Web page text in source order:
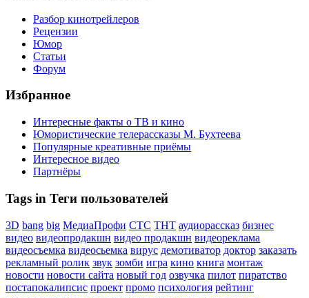
Разбор кинотрейлеров
Рецензии
Юмор
Статьи
Форум
Избранное
Интересные факты о ТВ и кино
Юмористические телерассказы М. Бухтеева
Популярные креативные приёмы
Интересное видео
Партнёры
Tags in Теги пользователей
3D bang big МедиаПрофи СТС ТНТ аудиорассказ бизнес
видео видеопродакшн видео продакшн видеореклама
видеосъемка видеосьемка вирус демотиватор доктор заказать
рекламный ролик звук зомби игра кино книга монтаж
новости новости сайта новый год озвучка пилот пиратство
постапокалипсис проект промо психология рейтинг